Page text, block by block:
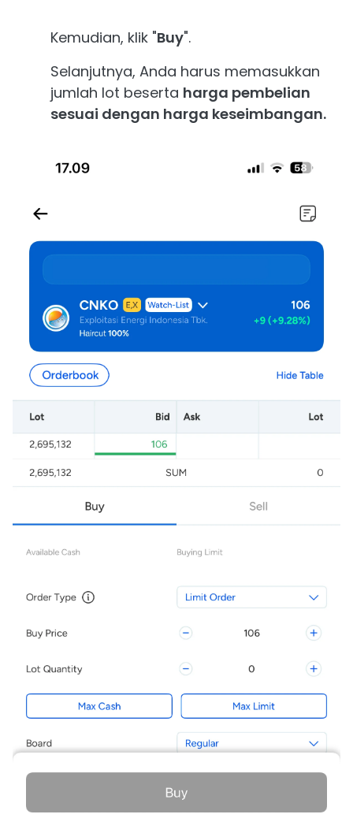
Kemudian, klik "Buy".
Selanjutnya, Anda harus memasukkan
jumlah lot beserta harga pembelian
sesuai dengan harga keseimbangan.